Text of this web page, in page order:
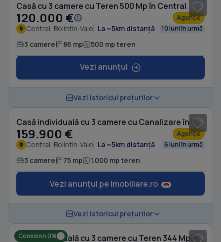
Casă cu 3 camere cu Teren 500 Mp în Central
120.000 € Agenție
Central, Bolintin-Vale La ~5km distanță 10 luni în urmă
3 camere 86 mp 500 mp teren
Vezi anunțul
Vezi istoricul prețurilor
Casă individuală cu 3 camere cu Canalizare în Central
159.900 € Agenție
Central, Bolintin-Vale La ~5km distanță 6 luni în urmă
3 camere 75 mp 1.000 mp teren
Vezi anunțul pe Imobiliare.ro
Vezi istoricul prețurilor
Comision 0% Casă individuală cu 3 camere cu Teren 344 Mp în Cosoba